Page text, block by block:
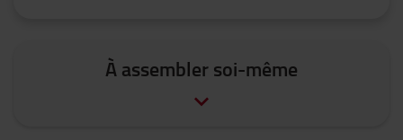
À assembler soi-même